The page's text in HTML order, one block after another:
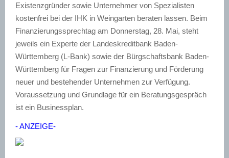
Existenzgründer sowie Unternehmer von Spezialisten
kostenfrei bei der IHK in Weingarten beraten lassen. Beim
Finanzierungssprechtag am Donnerstag, 28. Mai, steht
jeweils ein Experte der Landeskreditbank Baden-
Württemberg (L-Bank) sowie der Bürgschaftsbank Baden-
Württemberg für Fragen zur Finanzierung und Förderung
neuer und bestehender Unternehmen zur Verfügung.
Voraussetzung und Grundlage für ein Beratungsgespräch
ist ein Businessplan.
- ANZEIGE-